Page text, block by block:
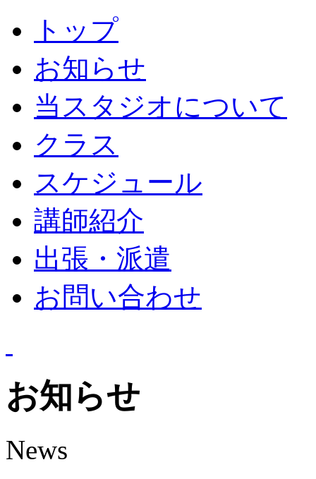
トップ
お知らせ
当スタジオについて
クラス
スケジュール
講師紹介
出張・派遣
お問い合わせ
お知らせ
News